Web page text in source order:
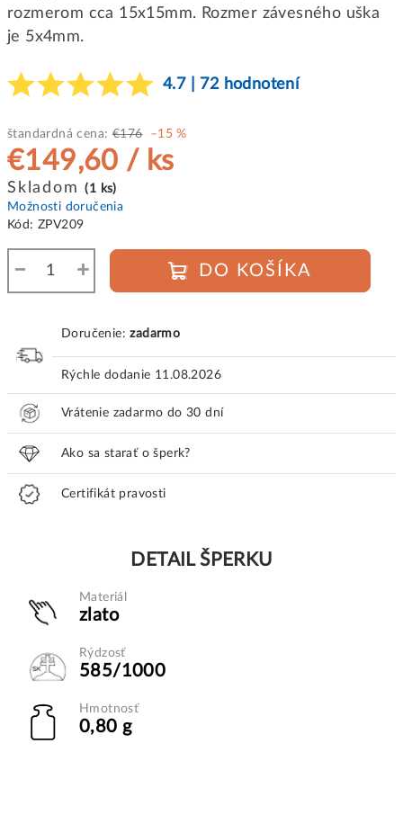
rozmerom cca 15x15mm. Rozmer závesného uška
je 5x4mm.
4.7 | 72 hodnotení
štandardná cena: €176 –15 %
€149,60 / ks
Jednotková
cena:
Skladom(1 ks)
Možnosti doručenia
Kód: ZPV209
+
− DO KOŠÍKA
Doručenie:zadarmo
Rýchle dodanie 11.08.2026
Vrátenie zadarmo do 30 dní
Ako sa starať o šperk?
Certifikát pravosti
DETAIL ŠPERKU
Materiál
zlato
Rýdzosť
585/1000
Hmotnosť
0,80 g